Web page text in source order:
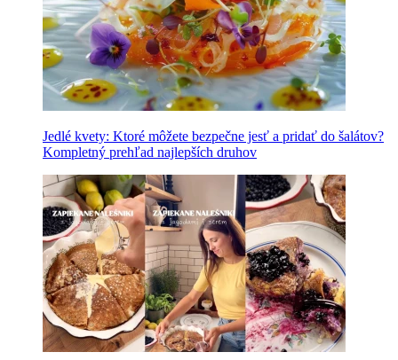
Jedlé kvety: Ktoré môžete bezpečne jesť a pridať do šalátov?
Kompletný prehľad najlepších druhov